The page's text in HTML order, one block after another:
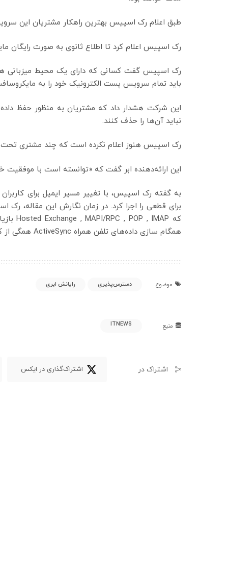
طبق اعلام رک اسپیس بهترین راهکار مشتریان این سرویس
رک اسپیس اعلام کرد تا اطلاع ثانوی به صورت رایگان مایکروسافت 365 را به مشتریان این
باید تمام سرویس پست الکترونیک خود را به مایکروسافت 365 منتقل کنند تا ایمیل به درستی کار
نباید آن‌ها را حذف کنند.
رک اسپیس هنوز اعلام نکرده است که چند مشتری تحت
این ارائه‌دهنده ابر گفت که «توانسته است با موفقیت خدمات
برای قطعی را اجرا کرد. در زمان نگارش این مقاله،
همگام سازی داده‌های تلفن همراه ActiveSync همگی از کار افتاده‌اند.
موضوع دسترس‌پذیری رایانش ابری
منبع ITNEWS
اشتراک در اشتراک‌گذاری در ایکس